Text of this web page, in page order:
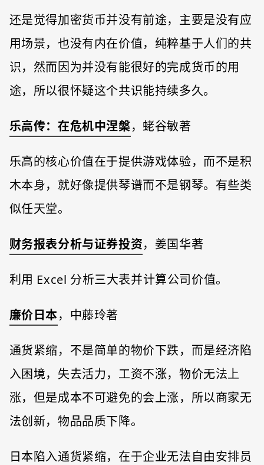
还是觉得加密货币并没有前途，主要是没有应
用场景，也没有内在价值，纯粹基于人们的共
识，然而因为并没有能很好的完成货币的用
途，所以很怀疑这个共识能持续多久。
乐高传：在危机中涅槃，蛯谷敏著
乐高的核心价值在于提供游戏体验，而不是积
木本身，就好像提供琴谱而不是钢琴。有些类
似任天堂。
财务报表分析与证券投资，姜国华著
利用 Excel 分析三大表并计算公司价值。
廉价日本，中藤玲著
通货紧缩，不是简单的物价下跌，而是经济陷
入困境，失去活力，工资不涨，物价无法上
涨，但是成本不可避免的会上涨，所以商家无
法创新，物品品质下降。
日本陷入通货紧缩，在于企业无法自由安排员